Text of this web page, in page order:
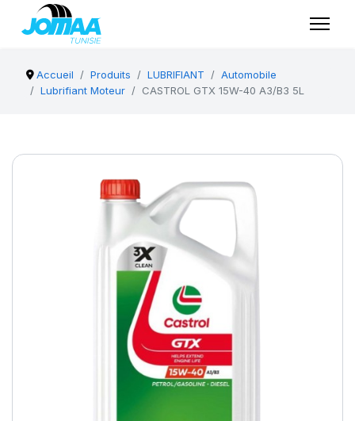
Accueil Produits LUBRIFIANT
Automobile
Lubrifiant Moteur
CASTROL GTX 15W-40 A3/B3 5L